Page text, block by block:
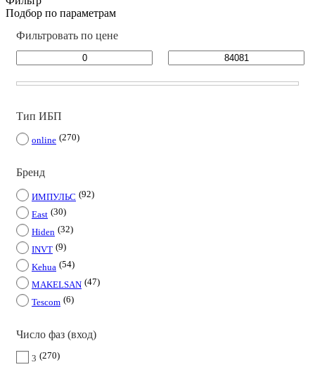
Подбор по параметрам
Фильтровать по цене
Тип ИБП
online 270
Бренд
ИМПУЛЬС 92
East 30
Hiden 32
INVT 9
Kehua 54
MAKELSAN 47
Tescom 6
Число фаз (вход)
3 270